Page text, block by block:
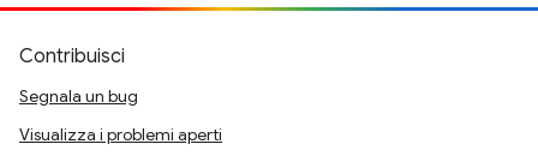
Contribuisci
Segnala un bug
Visualizza i problemi aperti